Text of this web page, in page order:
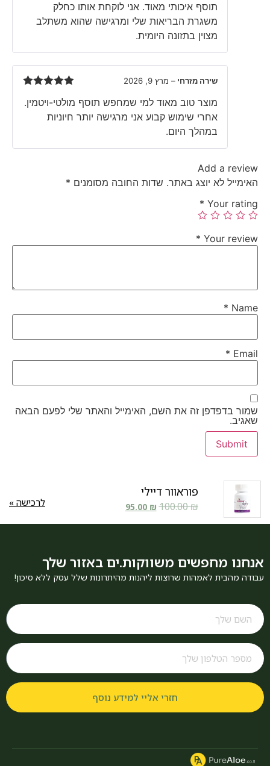
of 5
תוסף איכותי מאוד. אני לוקחת אותו כחלק
משגרת הבריאות שלי ומרגישה שהוא משתלב
מצוין בתזונה היומית.
of 5
שירה מזרחי – מרץ 9, 2026
מוצר טוב מאוד למי שמחפש תוסף מולטי-ויטמין.
אחרי שימוש קבוע אני מרגישה יותר חיוניות
במהלך היום.
Add a review
האימייל לא יוצג באתר. שדות החובה מסומנים *
Your rating
*
Your review
*
Name
*
Email
*
שמור בדפדפן זה את השם, האימייל והאתר שלי לפעם הבאה
שאגיב.
פוראוור דיילי
100.00₪
95.00 ₪ לרכישה »
אנחנו מחפשים משווקות.ים באזור שלך
עבודה מהבית לאמהות שרוצות ליהנות מהיתרונות שלל עסק ללא סיכון!
חזרי אליי למידע נוסף